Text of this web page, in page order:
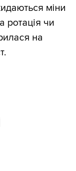
міни
ротація чи
на